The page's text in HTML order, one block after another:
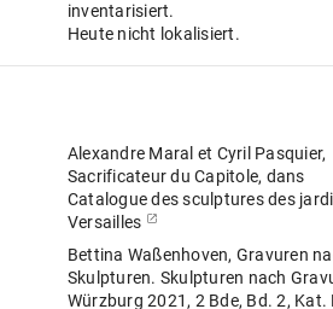
inventarisiert.
Heute nicht lokalisiert.
Alexandre Maral et Cyril Pasquier,
Sacrificateur du Capitole, dans
Catalogue des sculptures des
Versailles
Bettina Waßenhoven, Gravuren
Skulpturen. Skulpturen nach
Würzburg 2021, 2 Bde, Bd. 2, Kat.